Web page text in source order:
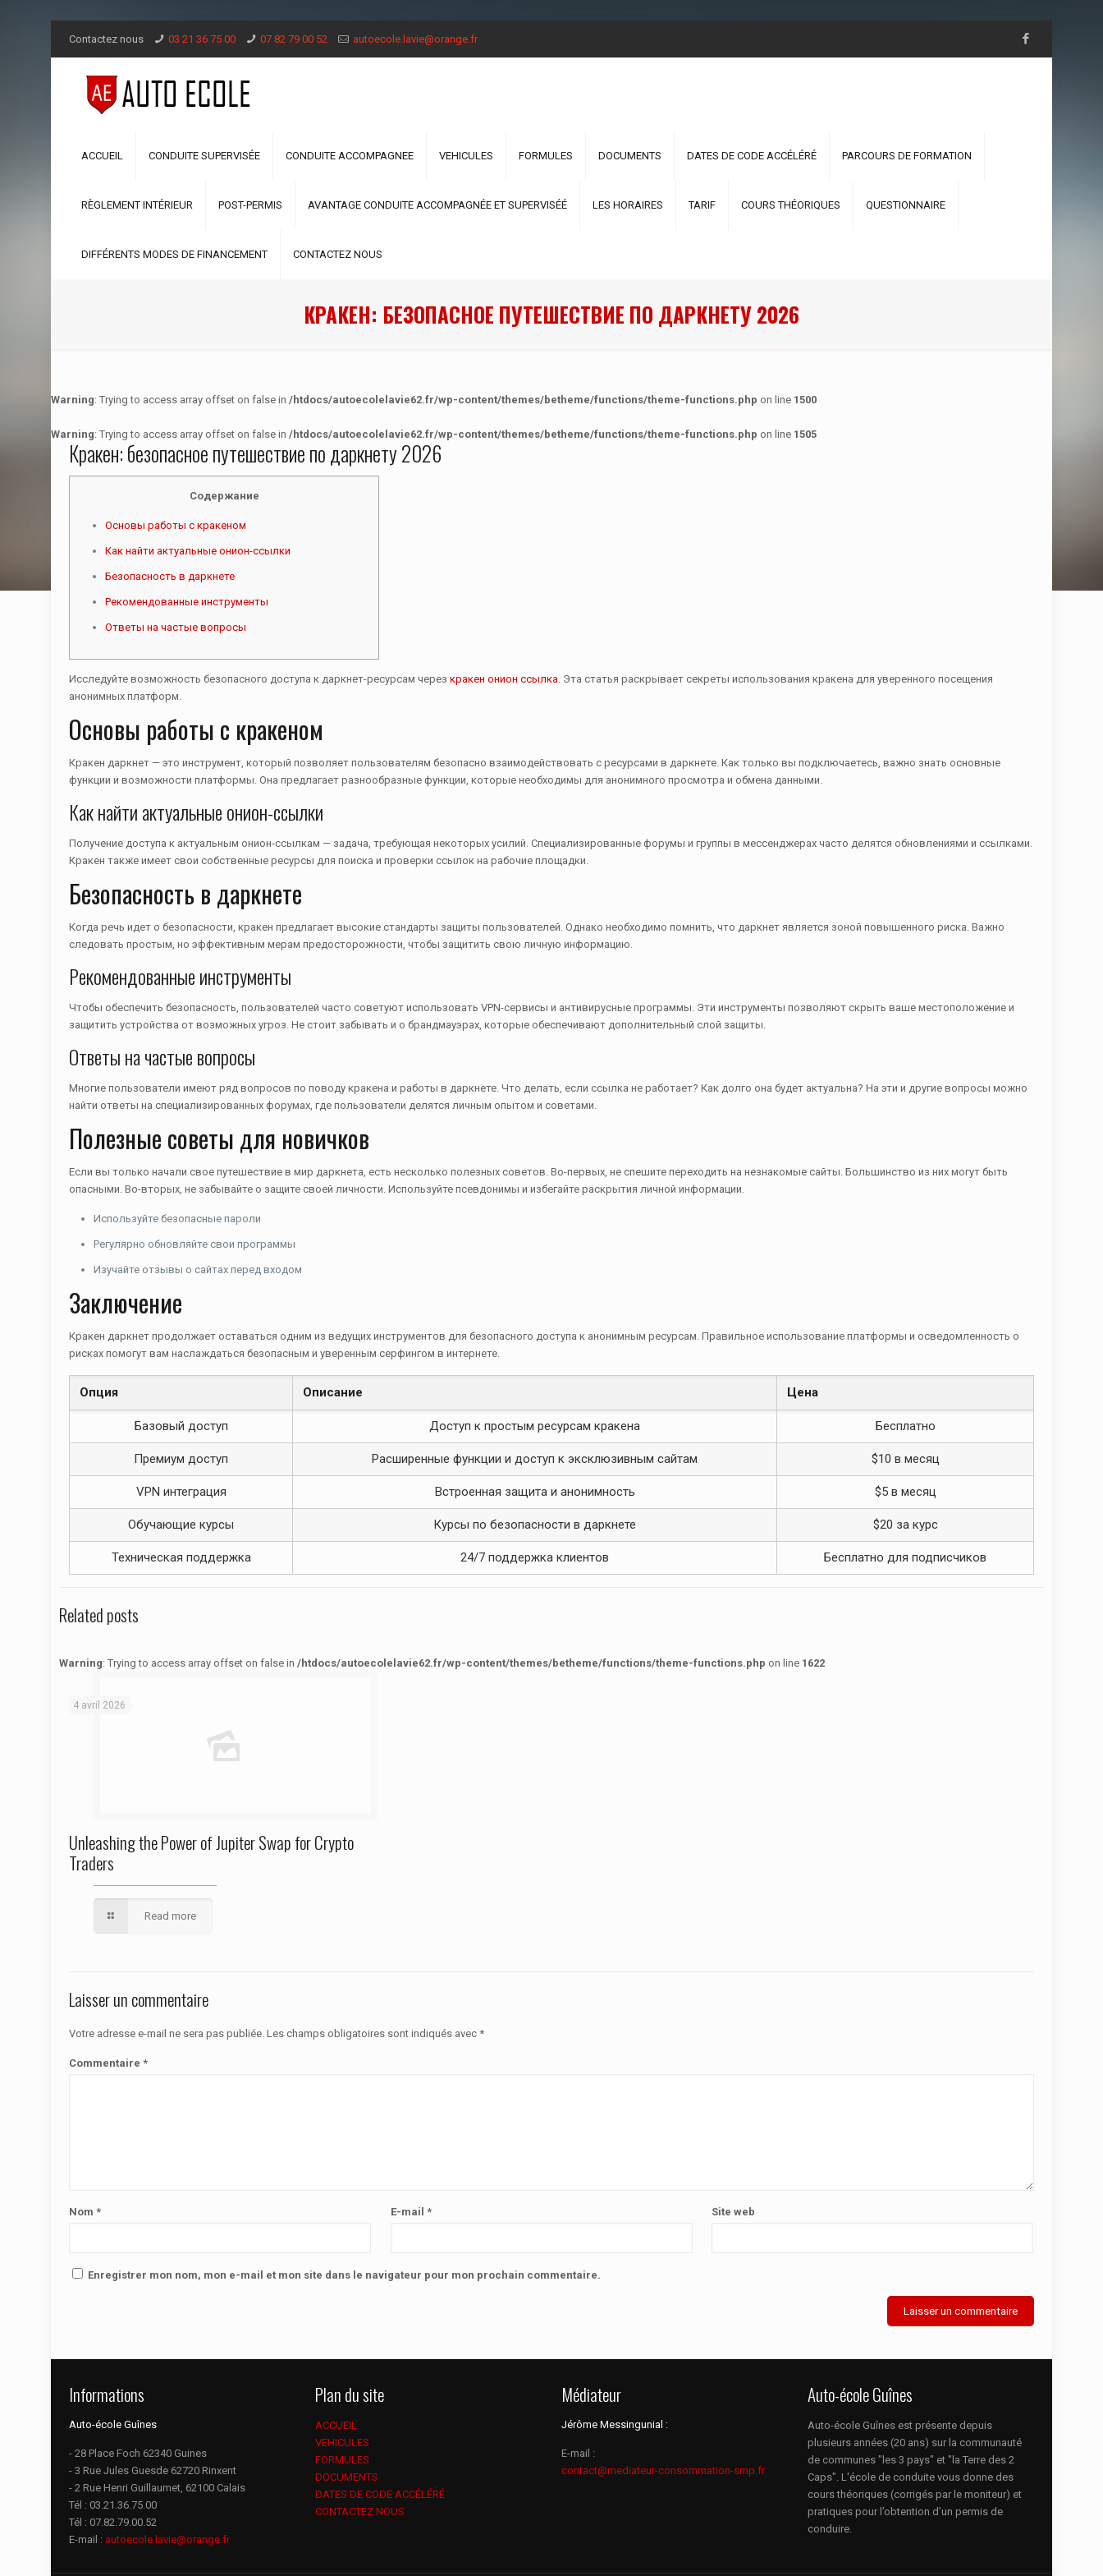
Contactez nous 03 21 36 75 00 07 82 79 00 52 autoecole.lavie@orange.fr
ACCUEIL CONDUITE SUPERVISÉE CONDUITE ACCOMPAGNEE VEHICULES FORMULES DOCUMENTS DATES DE CODE ACCÉLÉRÉ PARCOURS DE FORMATION
RÈGLEMENT INTÉRIEUR POST-PERMIS AVANTAGE CONDUITE ACCOMPAGNÉE ET SUPERVISÉÉ LES HORAIRES TARIF COURS THÉORIQUES QUESTIONNAIRE
DIFFÉRENTS MODES DE FINANCEMENT CONTACTEZ NOUS
КРАКЕН: БЕЗОПАСНОЕ ПУТЕШЕСТВИЕ ПО ДАРКНЕТУ 2026
Warning: Trying to access array offset on false in /htdocs/autoecolelavie62.fr/wp-content/themes/betheme/functions/theme-functions.php on line 1500
Warning: Trying to access array offset on false in /htdocs/autoecolelavie62.fr/wp-content/themes/betheme/functions/theme-functions.php on line 1505
Кракен: безопасное путешествие по даркнету 2026
Содержание
Основы работы с кракеном
Как найти актуальные онион-ссылки
Безопасность в даркнете
Рекомендованные инструменты
Ответы на частые вопросы
Исследуйте возможность безопасного доступа к даркнет-ресурсам через кракен онион ссылка. Эта статья раскрывает секреты использования кракена для уверенного посещения
анонимных платформ.
Основы работы с кракеном
Кракен даркнет — это инструмент, который позволяет пользователям безопасно взаимодействовать с ресурсами в даркнете. Как только вы подключаетесь, важно знать основные
функции и возможности платформы. Она предлагает разнообразные функции, которые необходимы для анонимного просмотра и обмена данными.
Как найти актуальные онион-ссылки
Получение доступа к актуальным онион-ссылкам — задача, требующая некоторых усилий. Специализированные форумы и группы в мессенджерах часто делятся обновлениями и ссылками.
Кракен также имеет свои собственные ресурсы для поиска и проверки ссылок на рабочие площадки.
Безопасность в даркнете
Когда речь идет о безопасности, кракен предлагает высокие стандарты защиты пользователей. Однако необходимо помнить, что даркнет является зоной повышенного риска. Важно
следовать простым, но эффективным мерам предосторожности, чтобы защитить свою личную информацию.
Рекомендованные инструменты
Чтобы обеспечить безопасность, пользователей часто советуют использовать VPN-сервисы и антивирусные программы. Эти инструменты позволяют скрыть ваше местоположение и
защитить устройства от возможных угроз. Не стоит забывать и о брандмауэрах, которые обеспечивают дополнительный слой защиты.
Ответы на частые вопросы
Многие пользователи имеют ряд вопросов по поводу кракена и работы в даркнете. Что делать, если ссылка не работает? Как долго она будет актуальна? На эти и другие вопросы можно
найти ответы на специализированных форумах, где пользователи делятся личным опытом и советами.
Полезные советы для новичков
Если вы только начали свое путешествие в мир даркнета, есть несколько полезных советов. Во-первых, не спешите переходить на незнакомые сайты. Большинство из них могут быть
опасными. Во-вторых, не забывайте о защите своей личности. Используйте псевдонимы и избегайте раскрытия личной информации.
Используйте безопасные пароли
Регулярно обновляйте свои программы
Изучайте отзывы о сайтах перед входом
Заключение
Кракен даркнет продолжает оставаться одним из ведущих инструментов для безопасного доступа к анонимным ресурсам. Правильное использование платформы и осведомленность о
рисках помогут вам наслаждаться безопасным и уверенным серфингом в интернете.
Опция Описание Цена
Базовый доступ Доступ к простым ресурсам кракена Бесплатно
Премиум доступ Расширенные функции и доступ к эксклюзивным сайтам $10 в месяц
VPN интеграция Встроенная защита и анонимность $5 в месяц
Обучающие курсы Курсы по безопасности в даркнете $20 за курс
Техническая поддержка 24/7 поддержка клиентов Бесплатно для подписчиков
Related posts
Warning: Trying to access array offset on false in /htdocs/autoecolelavie62.fr/wp-content/themes/betheme/functions/theme-functions.php on line 1622
4 avril 2026
Unleashing the Power of Jupiter Swap for Crypto
Traders
Read more
Laisser un commentaire
Votre adresse e-mail ne sera pas publiée. Les champs obligatoires sont indiqués avec *
Commentaire *
Nom * E-mail * Site web
Enregistrer mon nom, mon e-mail et mon site dans le navigateur pour mon prochain commentaire.
Informations
Auto-école Guînes
- 28 Place Foch 62340 Guines
- 3 Rue Jules Guesde 62720 Rinxent
- 2 Rue Henri Guillaumet, 62100 Calais
Tél : 03.21.36.75.00
Tél : 07.82.79.00.52
E-mail : autoecole.lavie@orange.fr
Plan du site
ACCUEIL
VEHICULES
FORMULES
DOCUMENTS
DATES DE CODE ACCÉLÉRÉ
CONTACTEZ NOUS
Médiateur
Jérôme Messingunial :
E-mail :
contact@mediateur-consommation-smp.fr
Auto-école Guînes
Auto-école Guînes est présente depuis
plusieurs années (20 ans) sur la communauté
de communes "les 3 pays" et "la Terre des 2
Caps". L'école de conduite vous donne des
cours théoriques (corrigés par le moniteur) et
pratiques pour l’obtention d’un permis de
conduire.